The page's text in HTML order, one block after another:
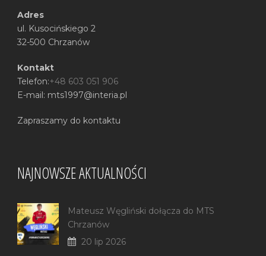
Adres
ul. Kusocińskiego 2
32-500 Chrzanów
Kontakt
Telefon:+48 603 051 906
E-mail: mts1997@interia.pl
Zapraszamy do kontaktu
NAJNOWSZE AKTUALNOŚCI
Mateusz Węgliński dołącza do MTS
Chrzanów
20 lip 2026